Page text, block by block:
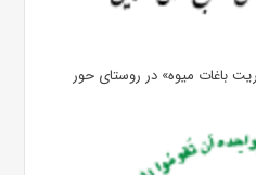
باغات میوه» در روستای حور